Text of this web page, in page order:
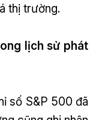
thị trường.
lịch sử phát
số S&P 500 đã